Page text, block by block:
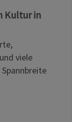
Kultur in
viele